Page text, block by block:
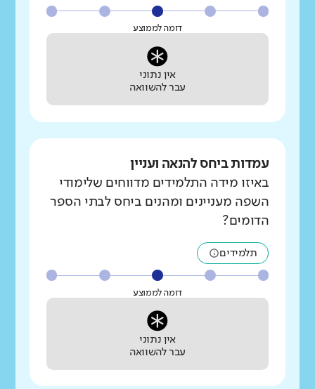
דומה לממוצע
אין נתוני
עבר להשוואה
עמדות ביחס להנאה ועניין
באיזו מידה התלמידים מדווחים שלימודי
השפה מעניינים ומהנים ביחס לבתי הספר
הדומים?
תלמידים
דומה לממוצע
אין נתוני
עבר להשוואה